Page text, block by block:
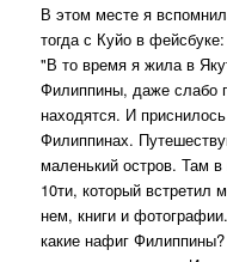
В этом месте я
тогда с Куйо в фейсбуке:
"В то время я жила в
Филиппины, даже слабо
находятся. И
Филиппинах.
маленький остров. Там
10ти, который
нем, книги и
какие нафиг